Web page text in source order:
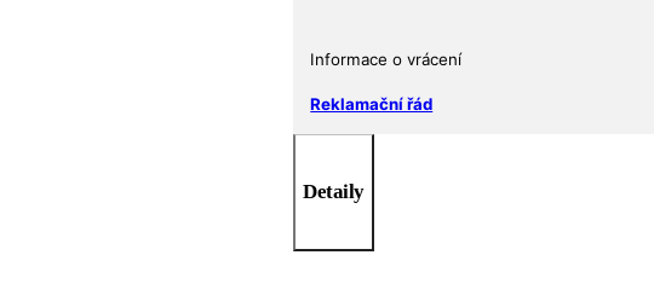
Informace o vrácení
Reklamační řád
Detaily